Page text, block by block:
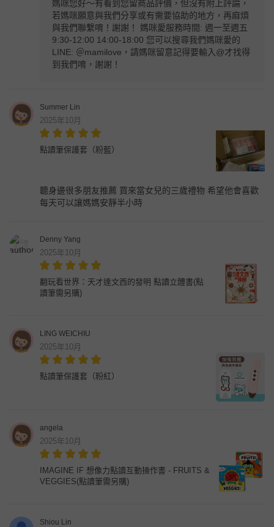
媽咪您好～有看到您留商品評價，但沒有附上評論，
若媽咪願意與我們分享或有需要協助的地方，再麻煩
與我們聯繫唷！謝謝！ 媽咪愛服務時間: 週一至週五
9:30-12:00 14:00-18:00 您可以搜尋我們媽咪愛的
LINE: ＠mamilove，請媽咪留意記得要輸入@才找得
到我們唷，謝謝！
Summer Lin
2025年10月
點讀筆保護套（粉藍）
聽身邊很多朋友推薦 買來當女兒的三歲禮物 希望他會喜歡
每天可以讓媽媽安靜半小時
Denny Yang
2025年10月
翻玩看世界：天才達文西的發明 點讀立體書(點
讀筆需另購)
LING WEICHIU
2025年10月
點讀筆保護套（粉紅）
angela
2025年10月
IMAGINE IF 想像力點讀互動操作書 - FRUITS &
VEGGIES(點讀筆需另購)
Shiou Lin